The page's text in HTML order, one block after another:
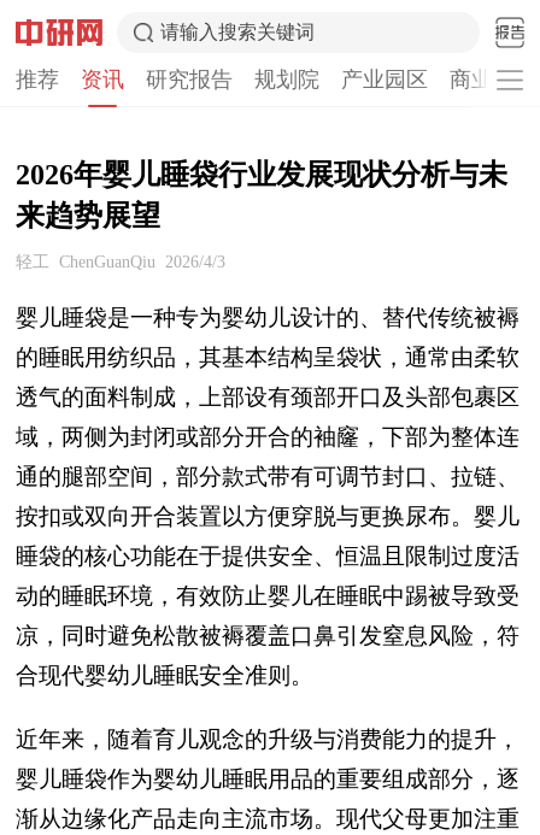
请输入搜索关键词
推荐 资讯 研究报告 规划院 产业园区 商业计
2026年婴儿睡袋行业发展现状分析与未
来趋势展望
轻工 ChenGuanQiu 2026/4/3
婴儿睡袋是一种专为婴幼儿设计的、替代传统被褥
的睡眠用纺织品，其基本结构呈袋状，通常由柔软
透气的面料制成，上部设有颈部开口及头部包裹区
域，两侧为封闭或部分开合的袖窿，下部为整体连
通的腿部空间，部分款式带有可调节封口、拉链、
按扣或双向开合装置以方便穿脱与更换尿布。婴儿
睡袋的核心功能在于提供安全、恒温且限制过度活
动的睡眠环境，有效防止婴儿在睡眠中踢被导致受
凉，同时避免松散被褥覆盖口鼻引发窒息风险，符
合现代婴幼儿睡眠安全准则。
近年来，随着育儿观念的升级与消费能力的提升，
婴儿睡袋作为婴幼儿睡眠用品的重要组成部分，逐
渐从边缘化产品走向主流市场。现代父母更加注重